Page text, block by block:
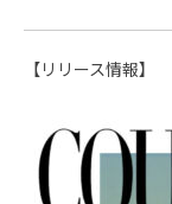
【リリース情報】